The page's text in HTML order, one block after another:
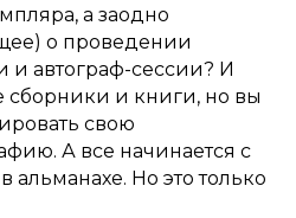
а заодно
о проведении
и автограф-сессии? И
сборники и книги, но вы
свою
А все начинается с
Но это только